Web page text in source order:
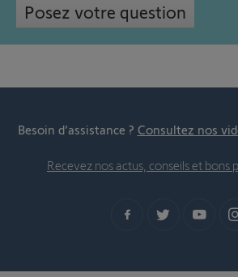
Posez votre question
Besoin d’assistance ? Consultez nos
Recevez nos actus, conseils et bons